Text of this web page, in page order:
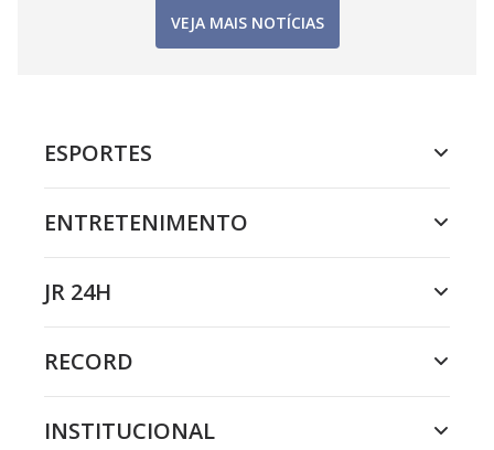
VEJA MAIS NOTÍCIAS
ESPORTES
ENTRETENIMENTO
JR 24H
RECORD
INSTITUCIONAL